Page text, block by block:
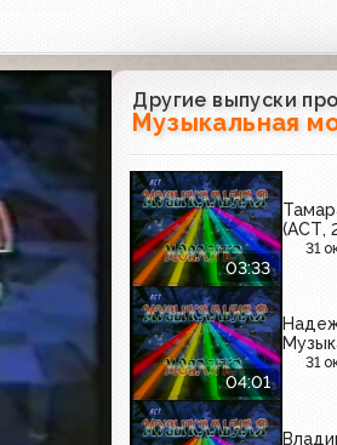
Другие выпуски
Музыкальная
03:33
(АСТ,
31
04:01
31